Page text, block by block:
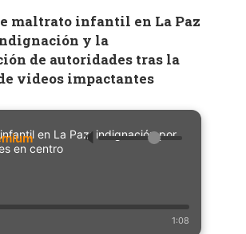
maltrato infantil en La Paz
y la
de autoridades tras la
videos impactantes
en La Paz: indignación por
en centro
🔈
1:08